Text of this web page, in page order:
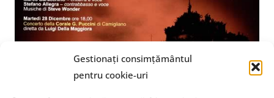
Gestionați consimțământul
pentru cookie-uri